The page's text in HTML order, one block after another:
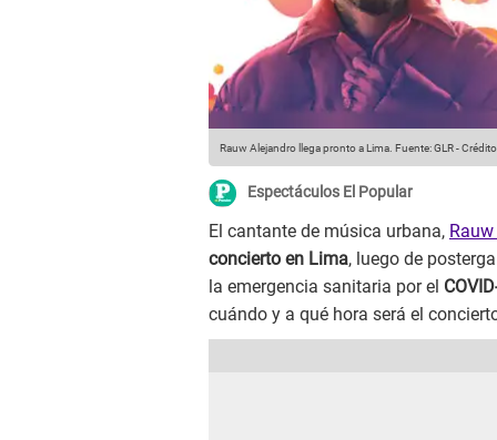
Rauw Alejandro llega pronto a Lima. Fuente: GLR-
Espectáculos El Popular
El cantante de música urbana,
concierto en Lima, luego de
la emergencia sanitaria por el
cuándo y a qué hora será el